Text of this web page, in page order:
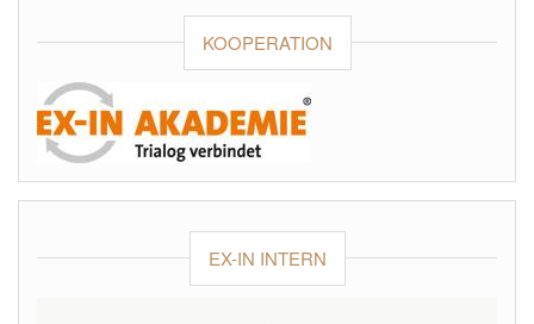
KOOPERATION
EX-IN INTERN